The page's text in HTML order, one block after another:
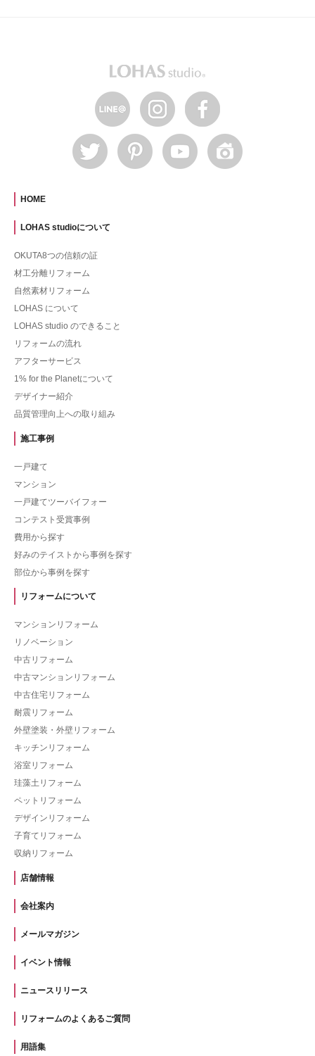
HOME
LOHAS studioについて
OKUTA8つの信頼の証
材工分離リフォーム
自然素材リフォーム
LOHAS について
LOHAS studio のできること
リフォームの流れ
アフターサービス
1% for the Planetについて
デザイナー紹介
品質管理向上への取り組み
施工事例
一戸建て
マンション
一戸建てツーバイフォー
コンテスト受賞事例
費用から探す
好みのテイストから事例を探す
部位から事例を探す
リフォームについて
マンションリフォーム
リノベーション
中古リフォーム
中古マンションリフォーム
中古住宅リフォーム
耐震リフォーム
外壁塗装・外壁リフォーム
キッチンリフォーム
浴室リフォーム
珪藻土リフォーム
ペットリフォーム
デザインリフォーム
子育てリフォーム
収納リフォーム
店舗情報
会社案内
メールマガジン
イベント情報
ニュースリリース
リフォームのよくあるご質問
用語集